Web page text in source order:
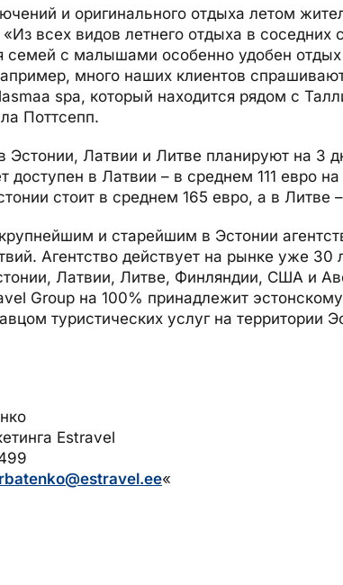
и оригинального отдыха летом
всех видов летнего отдыха в соседних
семей с малышами особенно удобен отдых
много наших клиентов
spa, который находится рядом с
Поттсепп.
Эстонии, Латвии и Литве планируют на 3
доступен в Латвии – в среднем 111 евро
стоит в среднем 165 евро, а в Литве
и старейшим в Эстонии
Агентство действует на рынке уже 30
Латвии, Литве, Финляндии, США и
Group на 100% принадлежит
туристических услуг на территории
Estravel
«